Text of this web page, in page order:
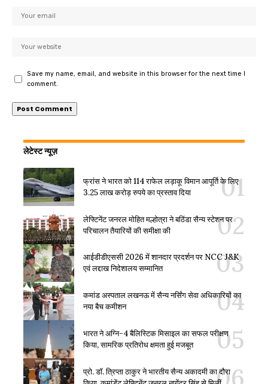
Save my name, email, and website in this browser for the next time I
comment.
लेटेस्ट न्यूज़
फ्रांस ने भारत को 114 राफेल लड़ाकू विमान आपूर्ति के लिए
3.25 लाख करोड़ रुपये का प्रस्ताव दिया
लेफ्टिनेंट जनरल मोहित मल्होत्रा ने बठिंडा सैन्य स्टेशन पर
परिचालन तैयारियों की समीक्षा की
आईडीडीएससी 2026 में शानदार प्रदर्शन पर NCC J&K
एवं लद्दाख निदेशालय सम्मानित
कमांड अस्पताल लखनऊ में सैन्य नर्सिंग सेवा अधिकारियों का
नया बैच कमीशन
भारत ने अग्नि-4 बैलिस्टिक मिसाइल का सफल परीक्षण
किया, सामरिक प्रतिरोध क्षमता हुई मजबूत
प्रो. डॉ. त्रिप्ता ठाकुर ने भारतीय सैन्य अकादमी का दौरा